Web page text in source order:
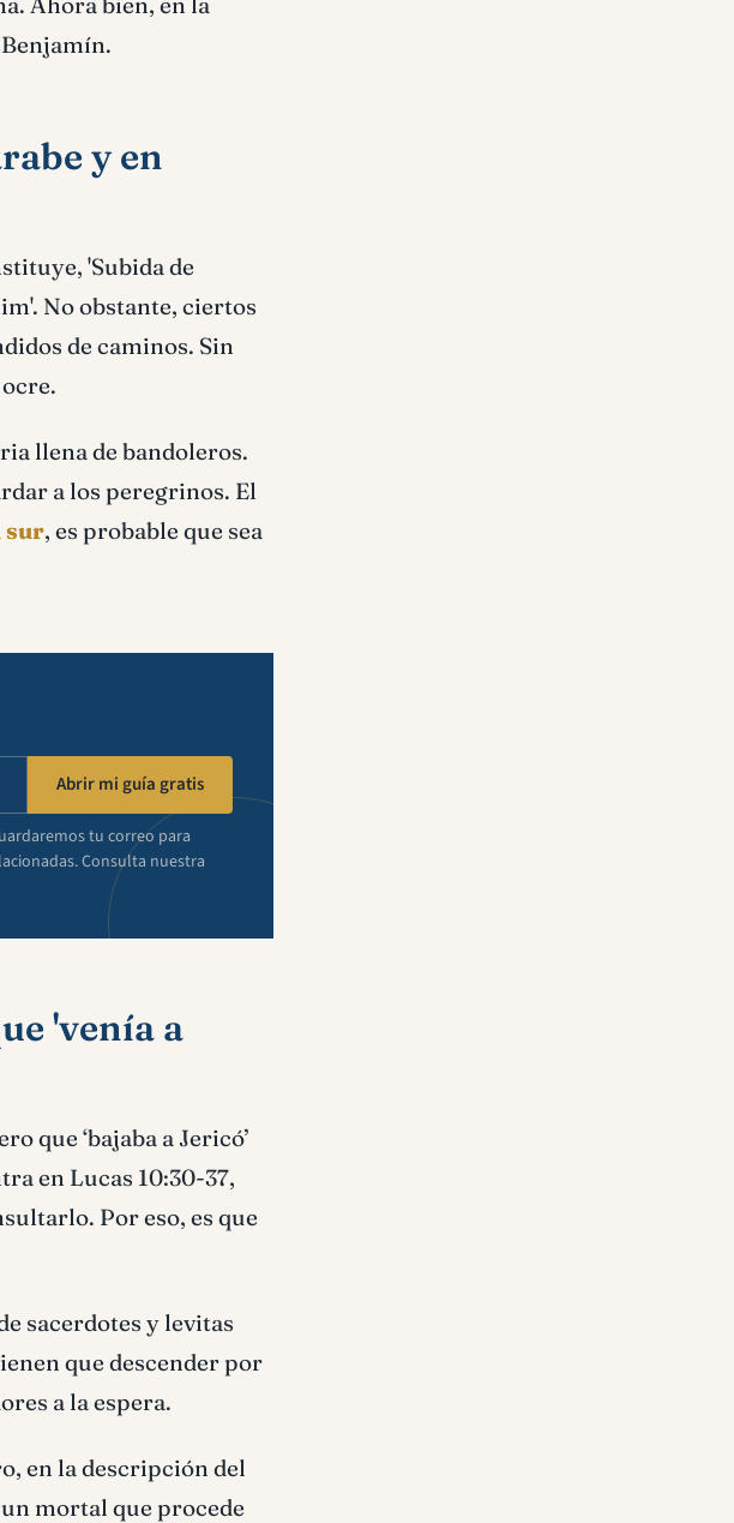
y en
'Subida de
No obstante, ciertos
de caminos. Sin
llena de bandoleros.
a los peregrinos. El
sur, es probable que sea
Abrir mi guía gratis
tu correo para
Consulta nuestra
'venía a
que ‘bajaba a Jericó’
en Lucas 10:30-37,
Por eso, es que
sacerdotes y levitas
que descender por
a la espera.
en la descripción del
mortal que procede